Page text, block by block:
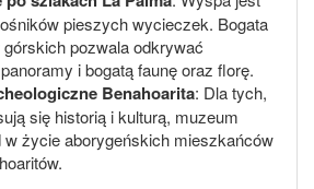
pieszych wycieczek. Bogata
pozwala odkrywać
i bogatą faunę oraz florę.
Benahoarita: Dla tych,
się historią i kulturą, muzeum
w życie aborygeńskich mieszkańców